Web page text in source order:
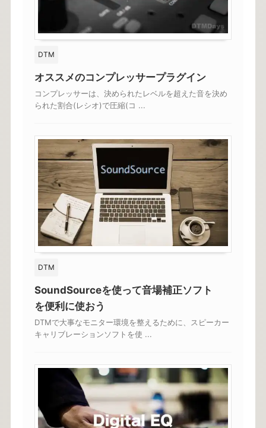
DTM
オススメのコンプレッサープラグイン
コンプレッサーは、決められたレベルを超えた音を決め
られた割合(レシオ)で圧縮(コ ...
DTM
SoundSourceを使って音場補正ソフト
を便利に使おう
DTMで大事なモニター環境を整えるために、スピーカー
キャリブレーションソフトを使 ...